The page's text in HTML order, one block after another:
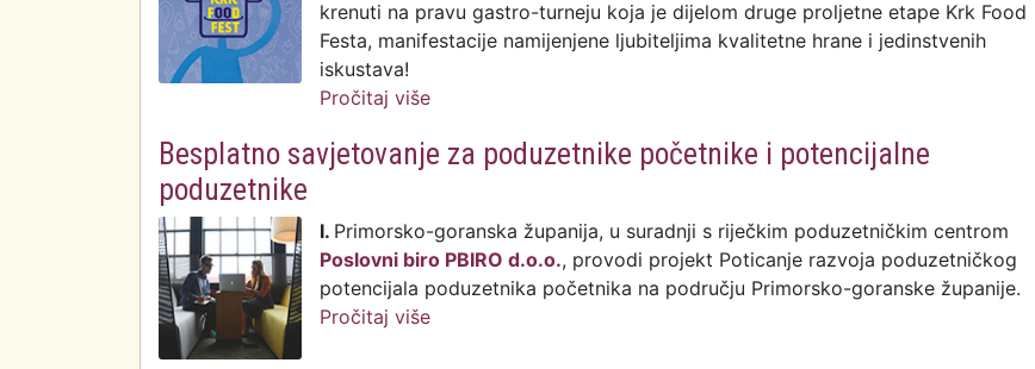
krenuti na pravu gastro-turneju koja je dijelom druge proljetne etape Krk Food
Festa, manifestacije namijenjene ljubiteljima kvalitetne hrane i jedinstvenih
iskustava!
Pročitaj više
Besplatno savjetovanje za poduzetnike početnike i potencijalne
poduzetnike
I. Primorsko-goranska županija, u suradnji s riječkim poduzetničkim centrom
Poslovni biro PBIRO d.o.o., provodi projekt Poticanje razvoja poduzetničkog
potencijala poduzetnika početnika na području Primorsko-goranske županije.
Pročitaj više